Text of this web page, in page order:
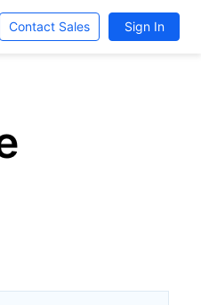
Contact Sales Sign In